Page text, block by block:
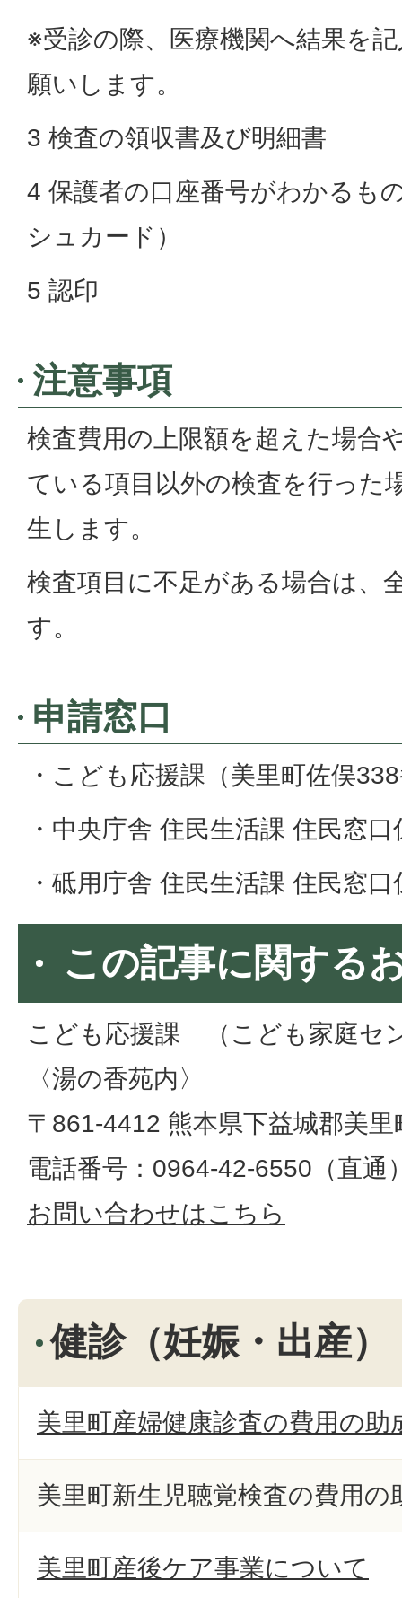
※受診の際、医療機関へ結果を
願いします。
3 検査の領収書及び明細書
4 保護者の口座番号がわかるも
シュカード）
5 認印
注意事項
検査費用の上限額を超えた場合
ている項目以外の検査を行った
生します。
検査項目に不足がある場合は、
す。
申請窓口
・こども応援課（美里町佐俣
・中央庁舎 住民生活課 住民窓口
・砥用庁舎 住民生活課 住民窓口
この記事に関する
こども応援課 （こども家庭セ
〈湯の香苑内〉
〒861-4412 熊本県下益城郡美
電話番号：0964-42-6550（直通
お問い合わせはこちら
健診（妊娠・出産）
美里町産婦健康診査の費用の助
美里町新生児聴覚検査の費用の
美里町産後ケア事業について